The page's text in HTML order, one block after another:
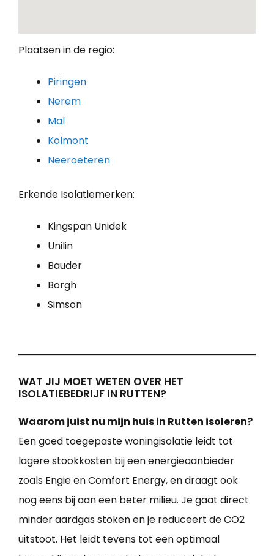
Plaatsen in de regio:
Piringen
Nerem
Mal
Kolmont
Neeroeteren
Erkende Isolatiemerken:
Kingspan Unidek
Unilin
Bauder
Borgh
Simson
WAT JIJ MOET WETEN OVER HET
ISOLATIEBEDRIJF IN RUTTEN?
Waarom juist nu mijn huis in Rutten isoleren?
Een goed toegepaste woningisolatie leidt tot
lagere stookkosten bij een energieaanbieder
zoals Engie en Comfort Energy, en draagt ook
nog eens bij aan een beter milieu. Je gaat direct
minder aardgas stoken en je reduceert de CO2
uitstoot. Het leidt tevens tot een optimaal